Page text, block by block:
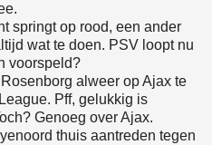
springt op rood, een ander
wat te doen. PSV loopt nu
voorspeld?
alweer op Ajax te
Pff, gelukkig is
Genoeg over Ajax.
thuis aantreden tegen